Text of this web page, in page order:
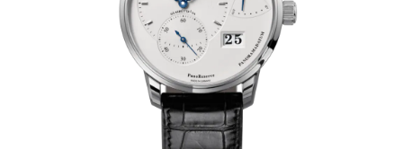
关闭菜单